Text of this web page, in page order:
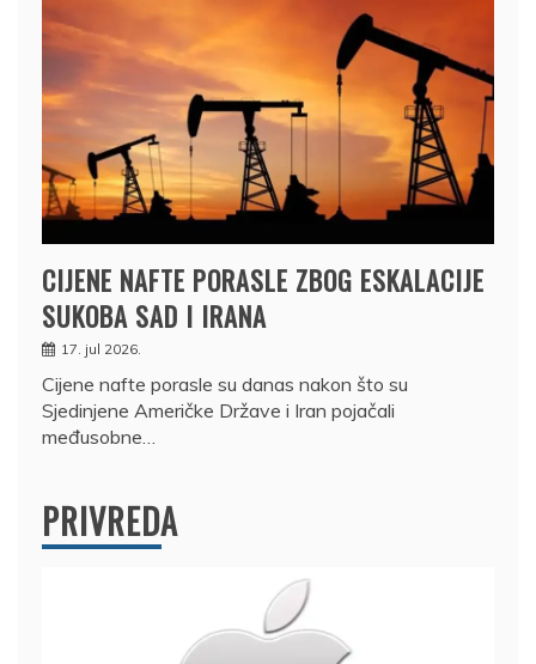
CIJENE NAFTE PORASLE ZBOG ESKALACIJE
SUKOBA SAD I IRANA
17. jul 2026.
Cijene nafte porasle su danas nakon što su
Sjedinjene Američke Države i Iran pojačali
međusobne…
PRIVREDA